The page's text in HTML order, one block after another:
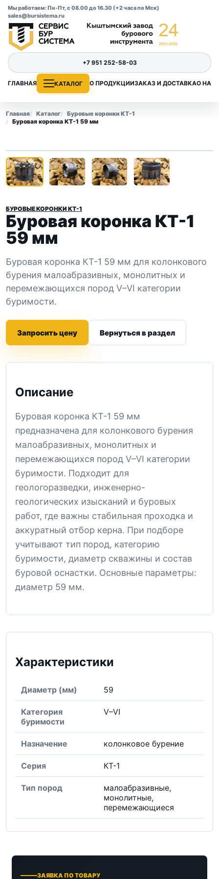
Мы работаем: Пн-Пт, с 08.00 до 16.30 (+2 часа по Мск)
sales@bursistema.ru
ГЛАВНАЯ КАТАЛОГ О ПРОДУКЦИИЗАКАЗ И ДОСТАВКАО НАС
+7 951 252-58-03
Главная Каталог
Буровые коронки КТ-1
Буровая коронка КТ-1 59 мм
‹ ›
БУРОВЫЕ КОРОНКИ КТ-1
Буровая коронка КТ-1
59 мм
Буровая коронка КТ-1 59 мм для колонкового
бурения малоабразивных, монолитных и
перемежающихся пород V–VI категории
буримости.
Запросить цену Вернуться в раздел
Описание
Буровая коронка КТ-1 59 мм
предназначена для колонкового бурения
малоабразивных, монолитных и
перемежающихся пород V–VI категории
буримости. Подходит для
геологоразведки, инженерно-
геологических изысканий и буровых
работ, где важны стабильная проходка и
аккуратный отбор керна. При подборе
учитывают тип пород, категорию
буримости, диаметр скважины и состав
буровой оснастки. Основные параметры:
диаметр 59 мм.
Характеристики
Диаметр (мм) 59
Категория
буримости
V–VI
Назначение колонковое бурение
Серия КТ-1
Тип пород
малоабразивные,
монолитные,
перемежающиеся
ЗАЯВКА ПО ТОВАРУ